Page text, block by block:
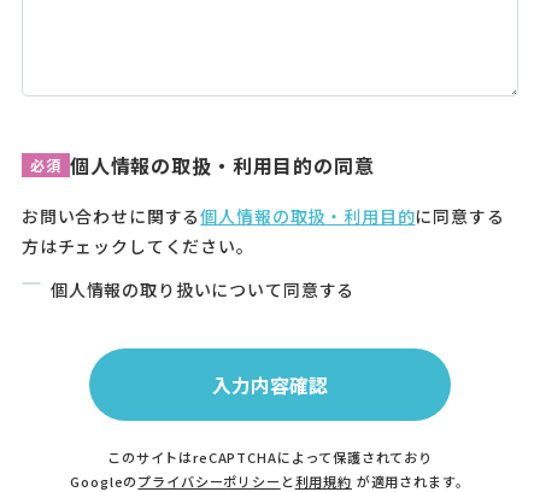
必須 個人情報の取扱・利用目的の同意
お問い合わせに関する個人情報の取扱・利用目的に同意する
方はチェックしてください。
個人情報の取り扱いについて同意する
このサイトはreCAPTCHAによって保護されており
Googleのプライバシーポリシー と利用規約 が適用されます。